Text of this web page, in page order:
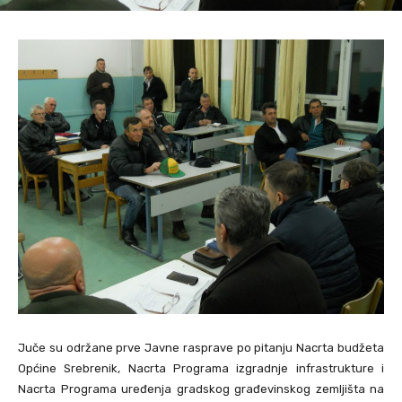
Juče su održane prve Javne rasprave po pitanju Nacrta budžeta
Općine Srebrenik, Nacrta Programa izgradnje infrastrukture i
Nacrta Programa uređenja gradskog građevinskog zemljišta na